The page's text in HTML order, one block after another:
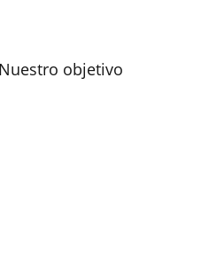
objetivo